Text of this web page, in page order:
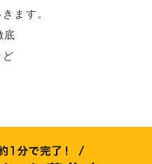
ます。
底